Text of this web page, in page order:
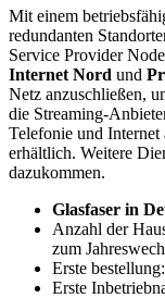
Mit einem
redundanten
Service Provider
Internet Nord und
Netz anzuschließen,
die Streaming-
Telefonie und
erhältlich. Weitere
dazukommen.
Glasfaser in
Anzahl der
zum
Erste
Erste